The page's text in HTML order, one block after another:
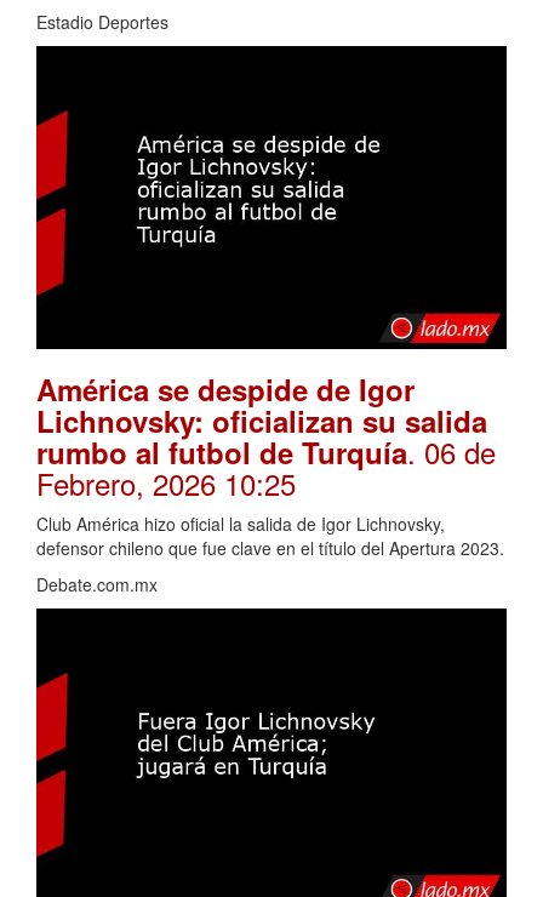
Estadio Deportes
América se despide de Igor
Lichnovsky: oficializan su salida
rumbo al futbol de Turquía. 06 de
Febrero, 2026 10:25
Club América hizo oficial la salida de Igor Lichnovsky,
defensor chileno que fue clave en el título del Apertura 2023.
Debate.com.mx